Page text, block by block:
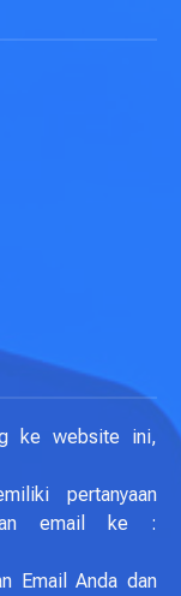
ke website ini,
pertanyaan
email ke :
Email Anda dan